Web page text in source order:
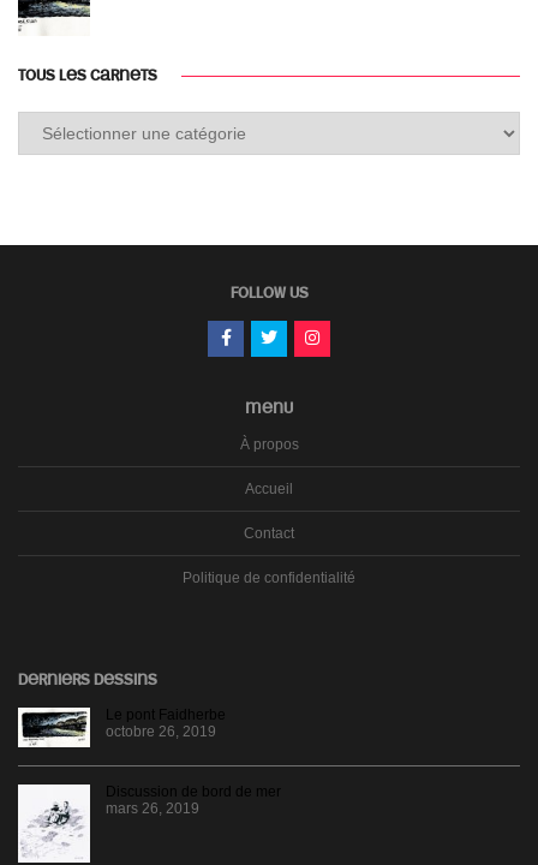
TOUS LES CARNETS
FOLLOW US
MENU
À propos
Accueil
Contact
Politique de confidentialité
DERNIERS DESSINS
Le pont Faidherbe
octobre 26, 2019
Discussion de bord de mer
mars 26, 2019